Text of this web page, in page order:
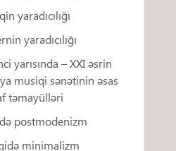
yaradıcılığı
yaradıcılığı
yarısında – XXI əsrin
musiqi sənətinin əsas
təmayülləri
postmodenizm
minimalizm